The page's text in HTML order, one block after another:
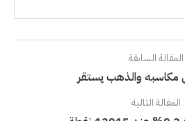
المقالة السابقة
مكاسبه والذهب يستقر
المقالة التالية